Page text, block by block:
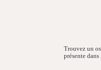
Trouvez un
présente